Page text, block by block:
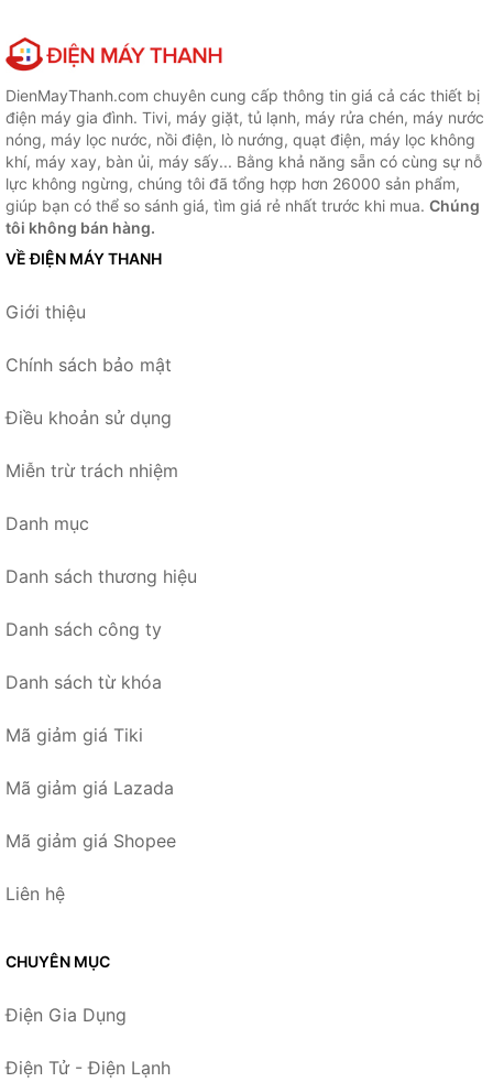
DienMayThanh.com chuyên cung cấp thông tin giá cả các thiết bị
điện máy gia đình. Tivi, máy giặt, tủ lạnh, máy rửa chén, máy nước
nóng, máy lọc nước, nồi điện, lò nướng, quạt điện, máy lọc không
khí, máy xay, bàn ủi, máy sấy... Bằng khả năng sẵn có cùng sự nỗ
lực không ngừng, chúng tôi đã tổng hợp hơn 26000 sản phẩm,
giúp bạn có thể so sánh giá, tìm giá rẻ nhất trước khi mua. Chúng
tôi không bán hàng.
VỀ ĐIỆN MÁY THANH
Giới thiệu
Chính sách bảo mật
Điều khoản sử dụng
Miễn trừ trách nhiệm
Danh mục
Danh sách thương hiệu
Danh sách công ty
Danh sách từ khóa
Mã giảm giá Tiki
Mã giảm giá Lazada
Mã giảm giá Shopee
Liên hệ
CHUYÊN MỤC
Điện Gia Dụng
Điện Tử - Điện Lạnh